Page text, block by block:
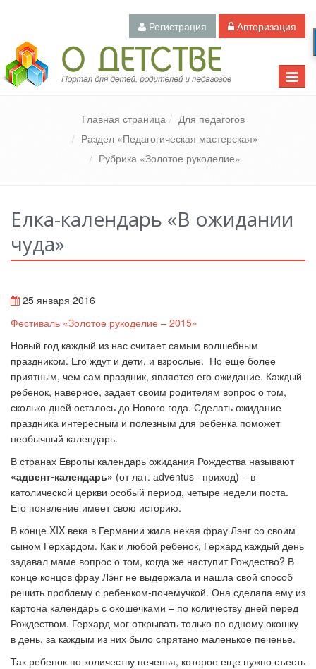
Регистрация Авторизация
Toggle
Педагогический портал «О детстве»
Главная страница
Для педагогов
Раздел «Педагогическая мастерская»
Рубрика «Золотое рукоделие»
Елка-календарь «В ожидании
чуда»
25 января 2016
Фестиваль «Золотое рукоделие – 2015»
Новый год каждый из нас считает самым волшебным
праздником. Его ждут и дети, и взрослые. Но еще более
приятным, чем сам праздник, является его ожидание. Каждый
ребенок, наверное, задает своим родителям вопрос о том,
сколько дней осталось до Нового года. Сделать ожидание
праздника интересным и полезным для ребенка поможет
необычный календарь.
В странах Европы календарь ожидания Рождества называют
«адвент-календарь» (от лат. аdventus– приход) – в
католической церкви особый период, четыре недели поста.
Его появление имеет свою историю.
В конце XIX века в Германии жила некая фрау Лэнг со своим
сыном Герхардом. Как и любой ребенок, Герхард каждый день
задавал маме вопрос о том, когда же наступит Рождество? В
конце концов фрау Лэнг не выдержала и нашла свой способ
решить проблему с ребенком-почемучкой. Она сделала ему из
картона календарь с окошечками – по количеству дней перед
Рождеством. Герхард мог открывать только по одному окошку
в день, за каждым из них было спрятано маленькое печенье.
Так ребенок по количеству печенья, которое еще нужно съесть